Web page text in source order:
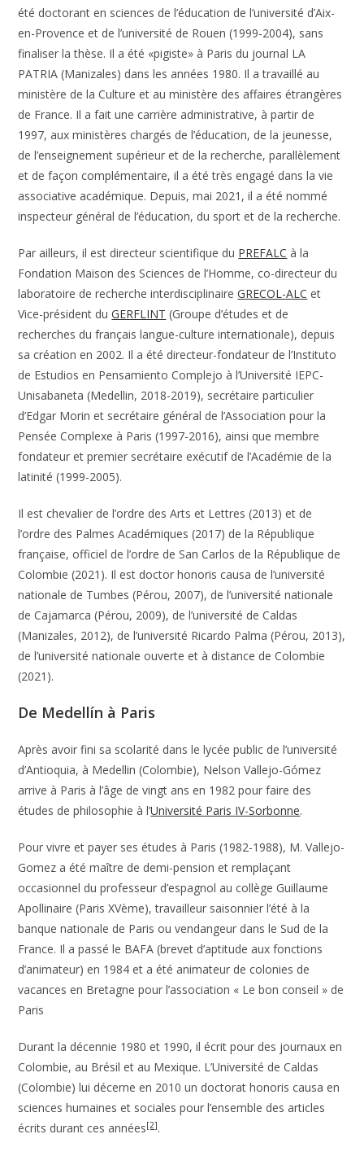
été doctorant en sciences de l’éducation de l’université d’Aix-
en-Provence et de l’université de Rouen (1999-2004), sans
finaliser la thèse. Il a été «pigiste» à Paris du journal LA
PATRIA (Manizales) dans les années 1980. Il a travaillé au
ministère de la Culture et au ministère des affaires étrangères
de France. Il a fait une carrière administrative, à partir de
1997, aux ministères chargés de l’éducation, de la jeunesse,
de l’enseignement supérieur et de la recherche, parallèlement
et de façon complémentaire, il a été très engagé dans la vie
associative académique. Depuis, mai 2021, il a été nommé
inspecteur général de l’éducation, du sport et de la recherche.
Par ailleurs, il est directeur scientifique du PREFALC à la
Fondation Maison des Sciences de l’Homme, co-directeur du
laboratoire de recherche interdisciplinaireGRECOL-ALC et
Vice-président duGERFLINT (Groupe d’études et de
recherches du français langue-culture internationale), depuis
sa création en 2002. Il a été directeur-fondateur de l’Instituto
de Estudios en Pensamiento Complejo à l’Université IEPC-
Unisabaneta (Medellin, 2018-2019), secrétaire particulier
d’Edgar Morin et secrétaire général de l’Association pour la
Pensée Complexe à Paris (1997-2016), ainsi que membre
fondateur et premier secrétaire exécutif de l’Académie de la
latinité (1999-2005).
Il est chevalier de l’ordre des Arts et Lettres (2013) et de
l’ordre des Palmes Académiques (2017) de la République
française, officiel de l’ordre de San Carlos de la République de
Colombie (2021). Il est doctor honoris causa de l’université
nationale de Tumbes (Pérou, 2007), de l’université nationale
de Cajamarca (Pérou, 2009), de l’université de Caldas
(Manizales, 2012), de l’université Ricardo Palma (Pérou, 2013),
de l’université nationale ouverte et à distance de Colombie
(2021).
De Medellín à Paris
Après avoir fini sa scolarité dans le lycée public de l’université
d’Antioquia, à Medellin (Colombie), Nelson Vallejo-Gómez
arrive à Paris à l’âge de vingt ans en 1982 pour faire des
études de philosophie à l’Université Paris IV-Sorbonne.
Pour vivre et payer ses études à Paris (1982-1988), M. Vallejo-
Gomez a été maître de demi-pension et remplaçant
occasionnel du professeur d’espagnol au collège Guillaume
Apollinaire (Paris XVème), travailleur saisonnier l’été à la
banque nationale de Paris ou vendangeur dans le Sud de la
France. Il a passé le BAFA (brevet d’aptitude aux fonctions
d’animateur) en 1984 et a été animateur de colonies de
vacances en Bretagne pour l’association « Le bon conseil » de
Paris
Durant la décennie 1980 et 1990, il écrit pour des journaux en
Colombie, au Brésil et au Mexique. L’Université de Caldas
(Colombie) lui décerne en 2010 un doctorat honoris causa en
sciences humaines et sociales pour l’ensemble des articles
écrits durant ces années[2].